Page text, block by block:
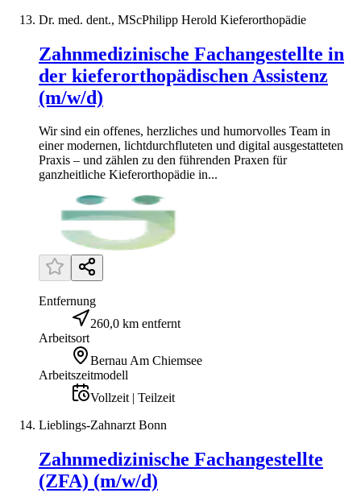
Dr. med. dent., MScPhilipp Herold Kieferorthopädie
Zahnmedizinische Fachangestellte in
der kieferorthopädischen Assistenz
(m/w/d)
Wir sind ein offenes, herzliches und humorvolles Team in
einer modernen, lichtdurchfluteten und digital ausgestatteten
Praxis – und zählen zu den führenden Praxen für
ganzheitliche Kieferorthopädie in...
Entfernung
260,0 km entfernt
Arbeitsort
Bernau Am Chiemsee
Arbeitszeitmodell
Vollzeit | Teilzeit
Lieblings-Zahnarzt Bonn
Zahnmedizinische Fachangestellte
(ZFA) (m/w/d)